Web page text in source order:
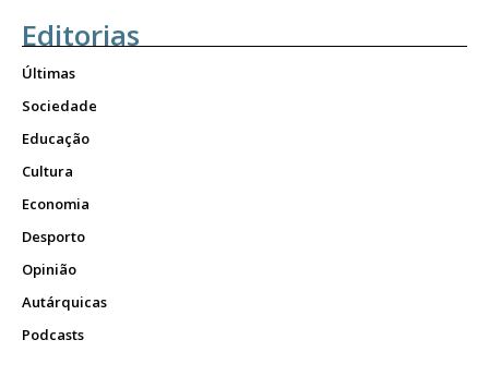
Editorias
Últimas
Sociedade
Educação
Cultura
Economia
Desporto
Opinião
Autárquicas
Podcasts